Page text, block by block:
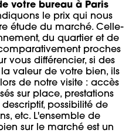
votre bureau à Paris
le prix qui nous
étude du marché. Celle-
du quartier et de
proches
vous différencier, si des
valeur de votre bien, ils
de notre visite : accès
sur place, prestations
possibilité de
etc. L'ensemble de
sur le marché est un